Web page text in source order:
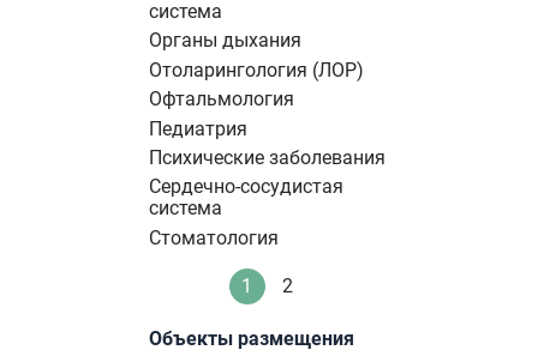
система
Органы дыхания
Отоларингология (ЛОР)
Офтальмология
Педиатрия
Психические заболевания
Сердечно-сосудистая
система
Стоматология
Нумерация
страниц Текущая
1 Стандартное
2
Объекты размещения